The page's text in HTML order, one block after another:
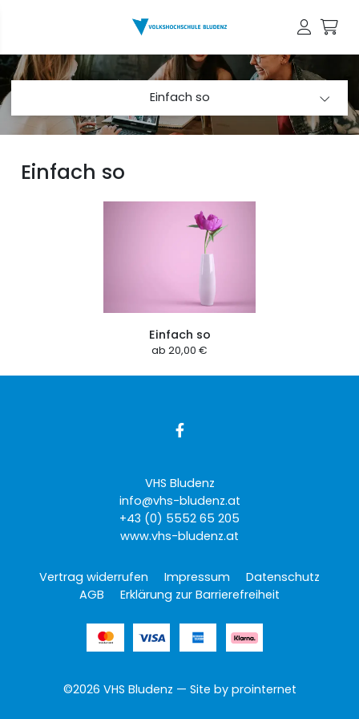
Einfach so
Einfach so
Einfach so
ab 20,00 €

VHS Bludenz
info@vhs-bludenz.at
+43 (0) 5552 65 205
www.vhs-bludenz.at
Vertrag widerrufen Impressum
Datenschutz
AGB
Erklärung zur Barrierefreiheit
©2026 VHS Bludenz — Site by prointernet